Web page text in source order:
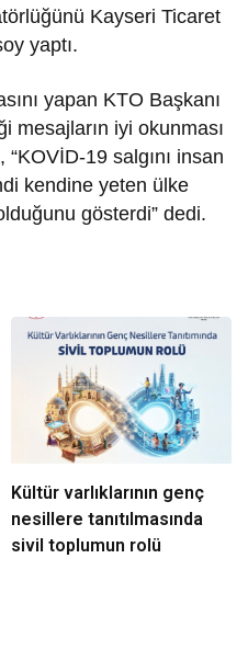
Kayseri Ticaret
yaptı.
yapan KTO Başkanı
mesajların iyi okunması
19 salgını insan
kendine yeten ülke
gösterdi” dedi.
Kültür varlıklarının genç
nesillere tanıtılmasında
sivil toplumun rolü